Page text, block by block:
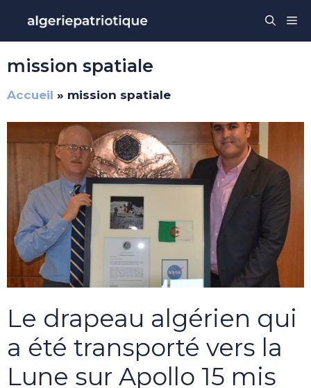
contenu
mission spatiale
Accueil » mission spatiale
Le drapeau algérien qui
a été transporté vers la
Lune sur Apollo 15 mis